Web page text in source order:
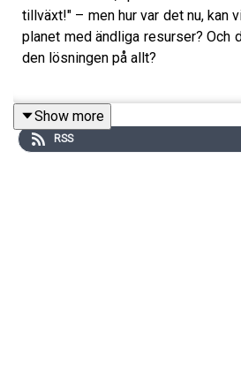
tillväxt!" – men hur var det nu, kan
planet med ändliga resurser? Och
den lösningen på allt?
Om podden Soxbo & Sundh:
Show more
RSS